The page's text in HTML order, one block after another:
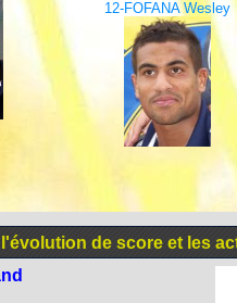
12-FOFANA Wesley
de score et les